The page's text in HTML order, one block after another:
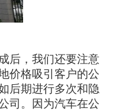
后，我们还要注意
价格吸引客户的公
后期进行多次和隐
司。因为汽车在公